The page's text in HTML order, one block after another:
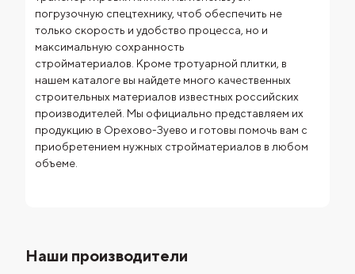
погрузочную спецтехнику, чтоб обеспечить не
только скорость и удобство процесса, но и
максимальную сохранность
стройматериалов. Кроме тротуарной плитки, в
нашем каталоге вы найдете много качественных
строительных материалов известных российских
производителей. Мы официально представляем их
продукцию в Орехово-Зуево и готовы помочь вам с
приобретением нужных стройматериалов в любом
объеме.
Наши производители